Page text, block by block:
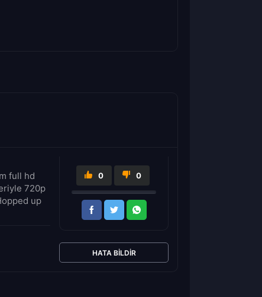
full hd
720p
up
0 0
HATA BILDIR